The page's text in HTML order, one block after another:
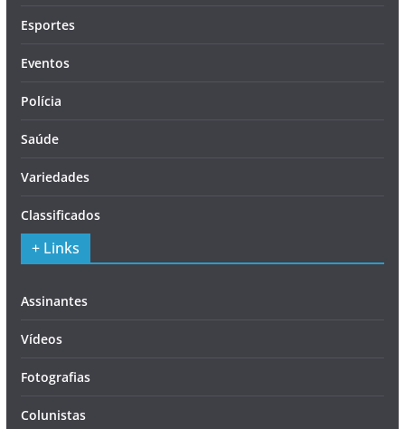
Esportes
Eventos
Polícia
Saúde
Variedades
Classificados
+ Links
Assinantes
Vídeos
Fotografias
Colunistas